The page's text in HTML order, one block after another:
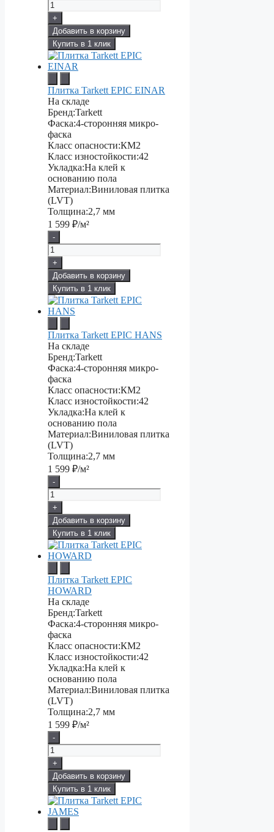
+
Добавить в корзину
Купить в 1 клик
Плитка Tarkett EPIC EINAR
На складе
Бренд:Tarkett
Фаска:4-сторонняя микро-
фаска
Класс опасности:КМ2
Класс изностойкости:42
Укладка:На клей к
основанию пола
Материал:Виниловая плитка
(LVT)
Толщина:2,7 мм
1 599 ₽/м²
-
+
Добавить в корзину
Купить в 1 клик
Плитка Tarkett EPIC HANS
На складе
Бренд:Tarkett
Фаска:4-сторонняя микро-
фаска
Класс опасности:КМ2
Класс изностойкости:42
Укладка:На клей к
основанию пола
Материал:Виниловая плитка
(LVT)
Толщина:2,7 мм
1 599 ₽/м²
-
+
Добавить в корзину
Купить в 1 клик
Плитка Tarkett EPIC
HOWARD
На складе
Бренд:Tarkett
Фаска:4-сторонняя микро-
фаска
Класс опасности:КМ2
Класс изностойкости:42
Укладка:На клей к
основанию пола
Материал:Виниловая плитка
(LVT)
Толщина:2,7 мм
1 599 ₽/м²
-
+
Добавить в корзину
Купить в 1 клик